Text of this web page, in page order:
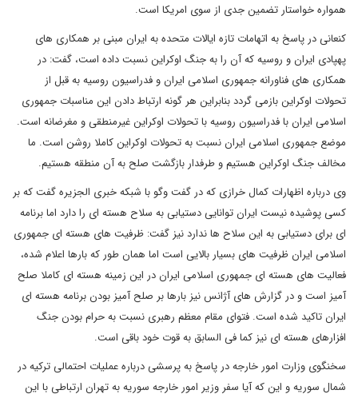
همواره خواستار تضمین جدی از سوی امریکا است.
کنعانی در پاسخ به اتهامات تازه ایالات متحده به ایران مبنی بر همکاری های
پهپادی ایران و روسیه که آن را به جنگ اوکراین نسبت داده است، گفت: در
همکاری های فناورانه جمهوری اسلامی ایران و فدراسیون روسیه به قبل از
تحولات اوکراین بازمی گردد بنابراین هر گونه ارتباط دادن این مناسبات جمهوری
اسلامی ایران با فدراسیون روسیه با تحولات اوکراین غیرمنطقی و مغرضانه است.
موضع جمهوری اسلامی ایران نسبت به تحولات اوکراین کاملا روشن است. ما
مخالف جنگ اوکراین هستیم و طرفدار بازگشت صلح به آن منطقه هستیم.
وی درباره اظهارات کمال خرازی که در گفت وگو با شبکه خبری الجزیره گفت که بر
کسی پوشیده نیست ایران توانایی دستیابی به سلاح هسته ای را دارد اما برنامه
ای برای دستیابی به این سلاح ها ندارد نیز گفت: ظرفیت های هسته ای جمهوری
اسلامی ایران ظرفیت های بسیار بالایی است اما همان طور که بارها اعلام شده،
فعالیت های هسته ای جمهوری اسلامی ایران در این زمینه هسته ای کاملا صلح
آمیز است و در گزارش های آژانس نیز بارها بر صلح آمیز بودن برنامه هسته ای
ایران تاکید شده است. فتوای مقام معظم رهبری نسبت به حرام بودن جنگ
افزارهای هسته ای نیز کما فی السابق به قوت خود باقی است.
سخنگوی وزارت امور خارجه در پاسخ به پرسشی درباره عملیات احتمالی ترکیه در
شمال سوریه و این که آیا سفر وزیر امور خارجه سوریه به تهران ارتباطی با این